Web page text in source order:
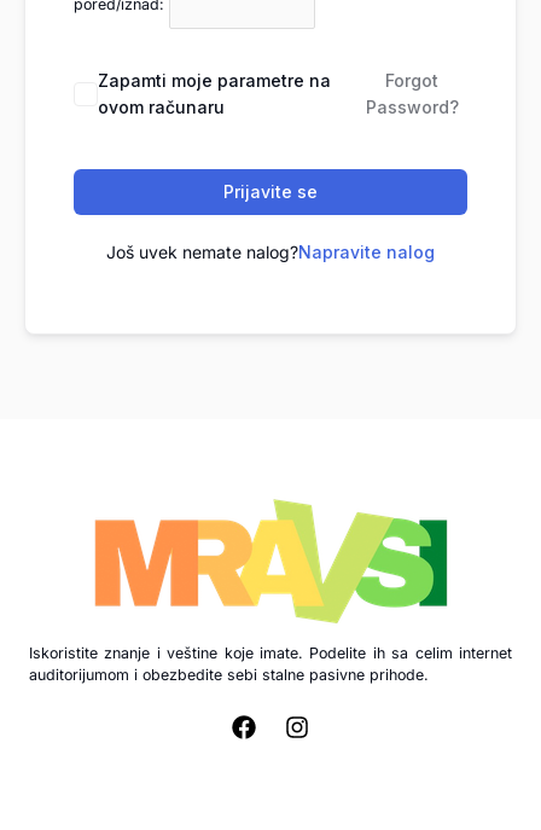
pored/iznad:
Zapamti moje parametre na
ovom računaru
Forgot
Password?
Prijavite se
Još uvek nemate nalog?Napravite nalog
Iskoristite znanje i veštine koje imate. Podelite ih sa celim internet
auditorijumom i obezbedite sebi stalne pasivne prihode.